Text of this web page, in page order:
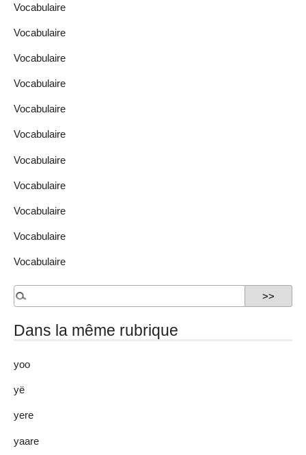
Vocabulaire
Vocabulaire
Vocabulaire
Vocabulaire
Vocabulaire
Vocabulaire
Vocabulaire
Vocabulaire
Vocabulaire
Vocabulaire
Vocabulaire
Dans la même rubrique
yoo
yë
yere
yaare